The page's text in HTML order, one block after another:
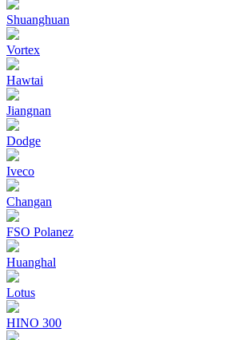
Shuanghuan
Vortex
Hawtai
Jiangnan
Dodge
Iveco
Changan
FSO Polanez
Huanghal
Lotus
HINO 300